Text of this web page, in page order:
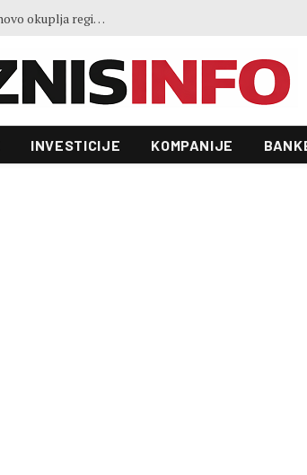
Treće izdanje konferencije „Horizonti kapitala“ ponovo okuplja regionalne lidere u Sarajevu
INVESTICIJE KOMPANIJE